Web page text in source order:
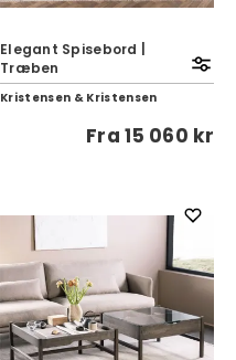
Elegant Spisebord |
Træben
Kristensen & Kristensen
Fra15 060 kr